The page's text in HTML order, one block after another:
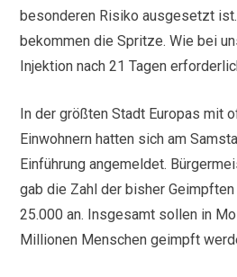
besonderen Risiko ausgesetzt
bekommen die Spritze. Wie bei
Injektion nach 21 Tagen
In der größten Stadt Europas mit
Einwohnern hatten sich am
Einführung angemeldet.
gab die Zahl der bisher
25.000 an. Insgesamt sollen in
Millionen Menschen geimpft